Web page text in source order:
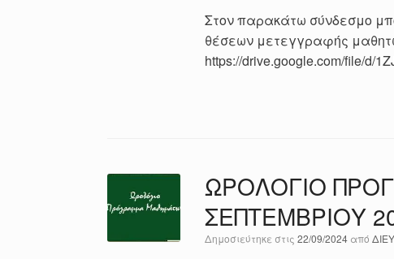
Στον παρακάτω σύνδεσμο
θέσεων μετεγγραφής
https://drive.google.com/file/
ΩΡΟΛΟΓΙΟ
ΣΕΠΤΕΜΒΡΙΟΥ
Δημοσιεύτηκε στις22/09/2024 από